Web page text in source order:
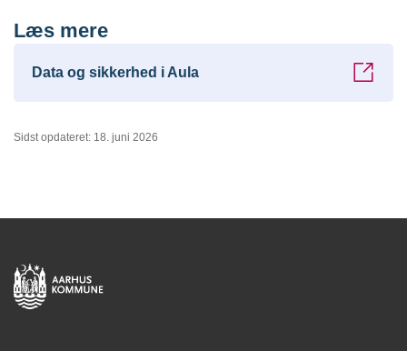
Læs mere
Data og sikkerhed i Aula
Sidst opdateret: 18. juni 2026